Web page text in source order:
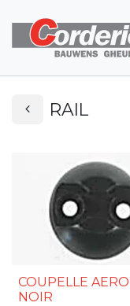
RAIL
COUPELLE AERO |
NOIR